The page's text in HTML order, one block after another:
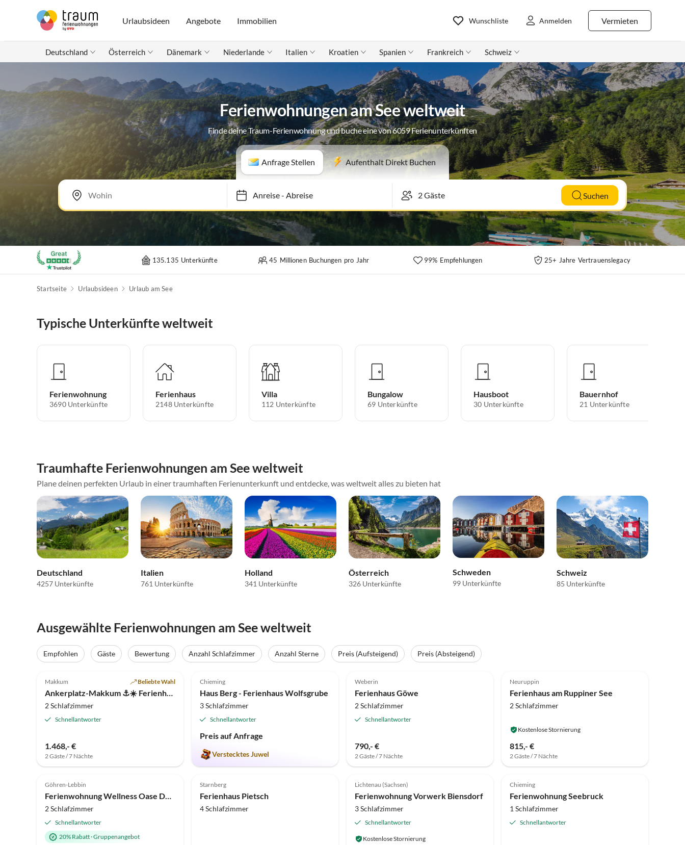
Urlaubsideen Angebote Immobilien Vermieten
Wunschliste Anmelden
Deutschland Österreich Dänemark Niederlande Italien Kroatien Spanien Frankreich Schweiz
Ferienwohnungen am See weltweit
Finde deine Traum-Ferienwohnung und buche eine von 6059 Ferienunterkünften
Anfrage Stellen Aufenthalt Direkt Buchen
Anreise-Abreise Suchen
135.135 Unterkünfte 45 Millionen Buchungen pro Jahr 99% Empfehlungen 25+ Jahre Vertrauenslegacy
Startseite Urlaubsideen Urlaub am See
Typische Unterkünfte weltweit
Ferienwohnung
3690 Unterkünfte
Ferienhaus
2148 Unterkünfte
Villa
112 Unterkünfte
Bungalow
69 Unterkünfte
Hausboot
30 Unterkünfte
Bauernhof
21 Unterkünfte
Traumhafte Ferienwohnungen am See weltweit
Plane deinen perfekten Urlaub in einer traumhaften Ferienunterkunft und entdecke, was weltweit alles zu bieten hat
Deutschland
4257 Unterkünfte
Italien
761 Unterkünfte
Holland
341 Unterkünfte
Österreich
326 Unterkünfte
Schweden
99 Unterkünfte
Schweiz
85 Unterkünfte
Ausgewählte Ferienwohnungen am See weltweit
Empfohlen Gäste Bewertung Anzahl Schlafzimmer Anzahl Sterne Preis (Aufsteigend) Preis (Absteigend)
Top-Inserat
Makkum Beliebte Wahl
Ankerplatz-Makkum ⚓☀️ Ferienhaus Wasserperle
2 Schlafzimmer
Schnellantworter
1.468,- €
2 Gäste / 7 Nächte
Top-Inserat
Chieming
Haus Berg - Ferienhaus Wolfsgrube
3 Schlafzimmer
Schnellantworter
Preis auf Anfrage
Verstecktes Juwel
Hundefreundlich
Top-Inserat
Weberin
Ferienhaus Göwe
2 Schlafzimmer
Schnellantworter
790,- €
2 Gäste / 7 Nächte
Neuruppin
Ferienhaus am Ruppiner See
2 Schlafzimmer
Kostenlose Stornierung
815,- €
2 Gäste / 7 Nächte
Super-Gastgeber
Top-Inserat
5.0 (7)
Göhren-Lebbin
Ferienwohnung Wellness Oase Domizil Eden
2 Schlafzimmer
Schnellantworter
20% Rabatt·Gruppenangebot
Top-Inserat
4.8 (5)
Starnberg
Ferienhaus Pietsch
4 Schlafzimmer
Top-Inserat
5.0 (2)
Lichtenau (Sachsen)
Ferienwohnung Vorwerk Biensdorf
3 Schlafzimmer
Schnellantworter
Kostenlose Stornierung
Top-Inserat
Chieming
Ferienwohnung Seebruck
1 Schlafzimmer
Schnellantworter